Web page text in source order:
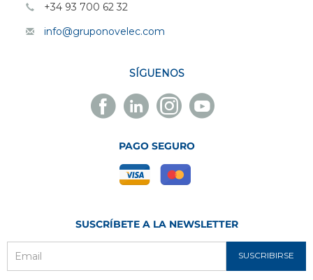
+34 93 700 62 32
info@gruponovelec.com
SÍGUENOS
Facebook
Novelec
Linkedin
Novelec
Instagram
Novelec
Youtube
Novelec
PAGO SEGURO
SUSCRÍBETE A LA NEWSLETTER
SUSCRIBIRSE